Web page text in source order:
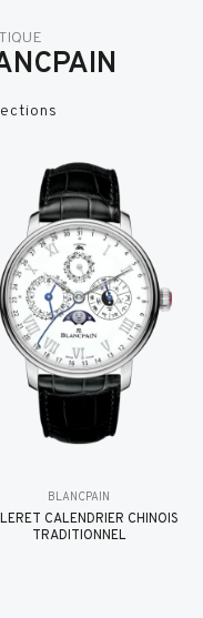
BLANCPAIN
CALENDRIER CHINOIS
TRADITIONNEL